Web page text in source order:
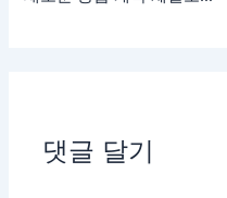
댓글 달기